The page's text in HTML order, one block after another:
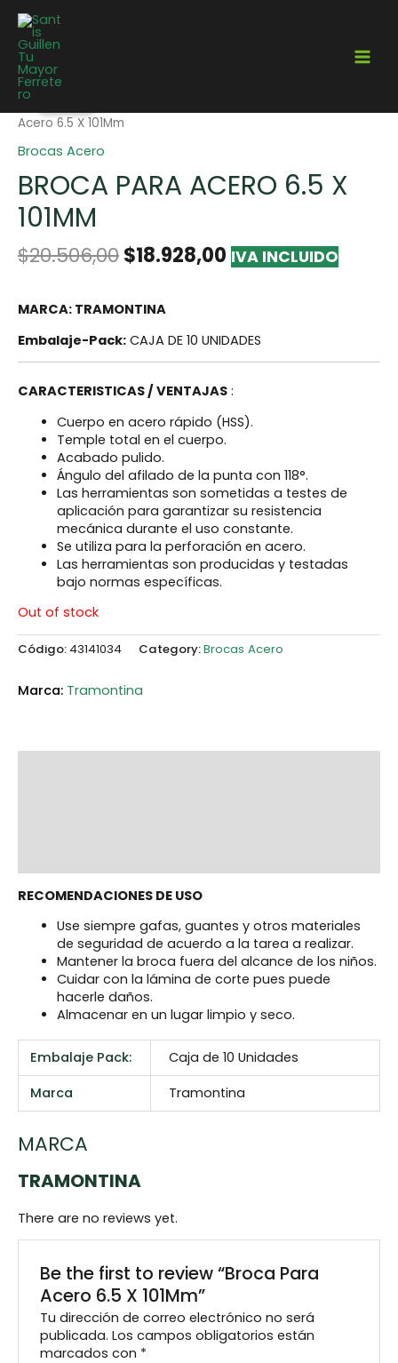
Acero 6.5 X 101Mm
Brocas Acero
BROCA PARA ACERO 6.5 X
101MM
$20.506,00$18.928,00 IVA INCLUIDO
MARCA: TRAMONTINA
Embalaje-Pack: CAJA DE 10 UNIDADES
CARACTERISTICAS / VENTAJAS :
Cuerpo en acero rápido (HSS).
Temple total en el cuerpo.
Acabado pulido.
Ángulo del afilado de la punta con 118°.
Las herramientas son sometidas a testes de
aplicación para garantizar su resistencia
mecánica durante el uso constante.
Se utiliza para la perforación en acero.
Las herramientas son producidas y testadas
bajo normas específicas.
Out of stock
Código:43141034 Category:Brocas Acero
Tramontina
RECOMENDACIONES DE USO
Use siempre gafas, guantes y otros materiales
de seguridad de acuerdo a la tarea a realizar.
Mantener la broca fuera del alcance de los niños.
Cuidar con la lámina de corte pues puede
hacerle daños.
Almacenar en un lugar limpio y seco.
Embalaje Pack:
Caja de 10 Unidades
Marca
Tramontina
MARCA
TRAMONTINA
There are no reviews yet.
Be the first to review “Broca Para
Acero 6.5 X 101Mm”
Tu dirección de correo electrónico no será
publicada. Los campos obligatorios están
marcados con *